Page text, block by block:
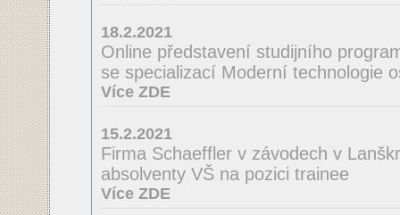
18.2.2021
Online představení studijního
se specializací Moderní technologie
Více ZDE
15.2.2021
Firma Schaeffler v závodech v
absolventy VŠ na pozici trainee
Více ZDE